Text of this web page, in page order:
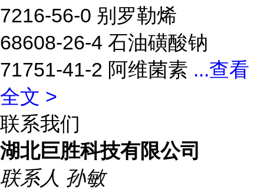
7216-56-0 别罗勒烯
68608-26-4 石油磺酸钠
71751-41-2 阿维菌素 ...查看
全文 >
联系我们
湖北巨胜科技有限公司
联系人 孙敏